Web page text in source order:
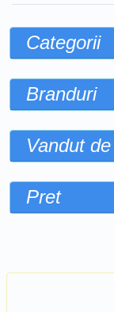
Categorii
Branduri
Vandut de
Pret